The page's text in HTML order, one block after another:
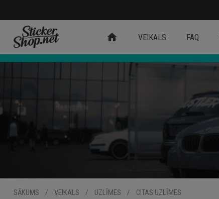
home VEIKALS FAQ
SĀKUMS / VEIKALS / UZLĪMES / CITAS UZLĪMES